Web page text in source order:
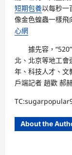
短期包養以每秒一
像金色蝗蟲一樣飛
心網
據先容，
北、北京等地工會
年、科技人才、文
戶端記者 趙歡 郝赫
About the